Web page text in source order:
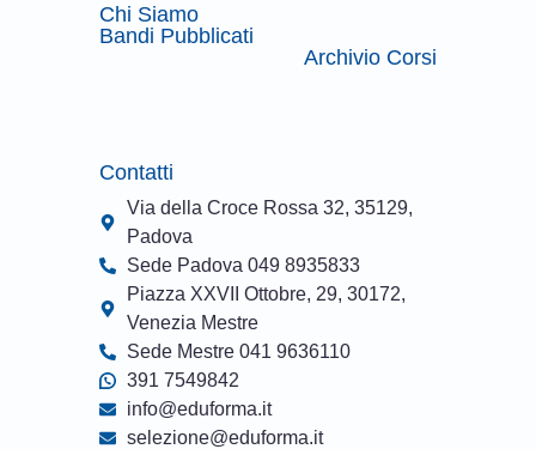
Chi Siamo
Bandi Pubblicati
Archivio Corsi
Contatti
Via della Croce Rossa 32, 35129,
Padova
Sede Padova 049 8935833
Piazza XXVII Ottobre, 29, 30172,
Venezia Mestre
Sede Mestre 041 9636110
391 7549842
info@eduforma.it
selezione@eduforma.it